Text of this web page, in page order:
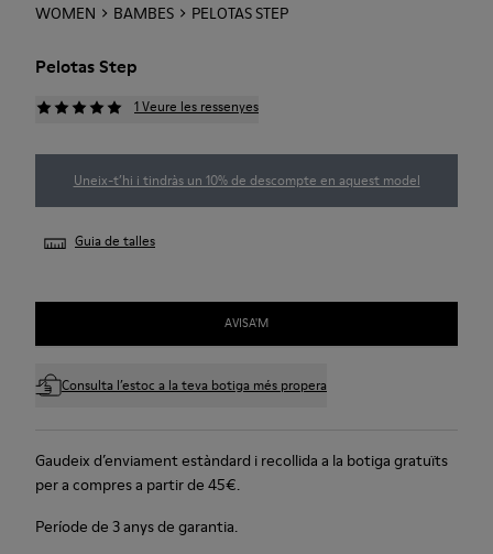
WOMEN BAMBES PELOTAS STEP
Pelotas Step
1 Veure les ressenyes
Uneix-t’hi i tindràs un 10% de descompte en aquest model
Guia de talles
AVISA'M
Consulta l’estoc a la teva botiga més propera
Gaudeix d’enviament estàndard i recollida a la botiga gratuïts
per a compres a partir de 45€.
Període de 3 anys de garantia.